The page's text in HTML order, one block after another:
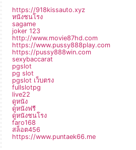
https://918kissauto.xyz
หนังชนโรง
sagame
joker 123
http://www.movie87hd.com
https://www.pussy888play.com
https://pussy888win.com
sexybaccarat
pgslot
pg slot
pgslot เว็บตรง
fullslotpg
live22
ดูหนัง
ดูหนังฟรี
ดูหนังชนโรง
faro168
สล็อต456
https://www.puntaek66.me